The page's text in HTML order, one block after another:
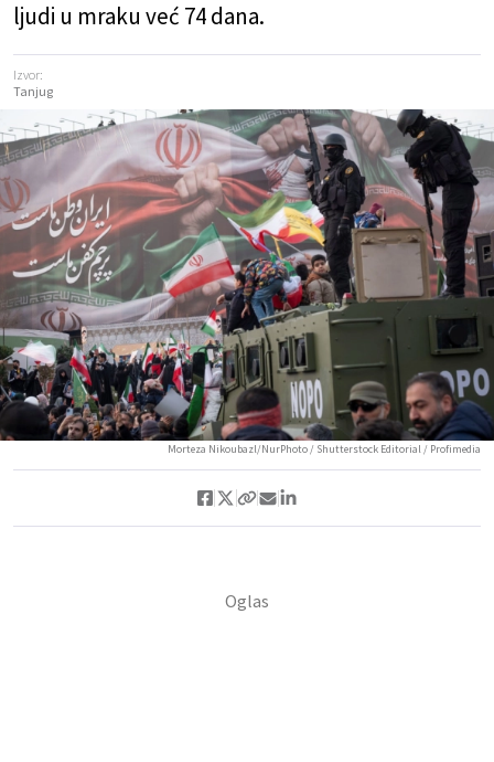
ljudi u mraku već 74 dana.
Izvor:
Tanjug
Morteza Nikoubazl/NurPhoto / Shutterstock Editorial / Profimedia